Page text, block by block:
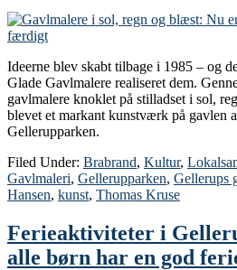
Ideerne blev skabt tilbage i 1985 – og
Glade Gavlmalere realiseret dem.
gavlmalere knoklet på stilladset i sol,
blevet et markant kunstværk på gavlen
Gellerupparken.
Filed Under: Brabrand, Kultur,
Gavlmaleri, Gellerupparken, Gellerups
Hansen, kunst, Thomas Kruse
Ferieaktiviteter i
alle børn har en god